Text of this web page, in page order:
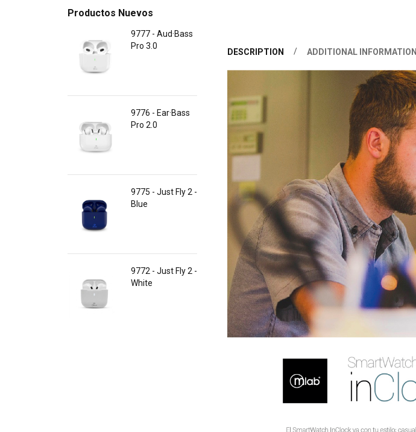
Productos Nuevos
9777 - Aud·Bass
Pro 3.0
9776 - Ear·Bass
Pro 2.0
9775 - Just Fly 2 -
Blue
9772 - Just Fly 2 -
White
DESCRIPTION ADDITIONAL INFORMATION